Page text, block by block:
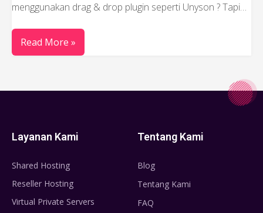
menggunakan drag & drop plugin seperti Unyson ? Tapi…
Read More »
Layanan Kami
Shared Hosting
Reseller Hosting
Virtual Private Servers
Tentang Kami
Blog
Tentang Kami
FAQ